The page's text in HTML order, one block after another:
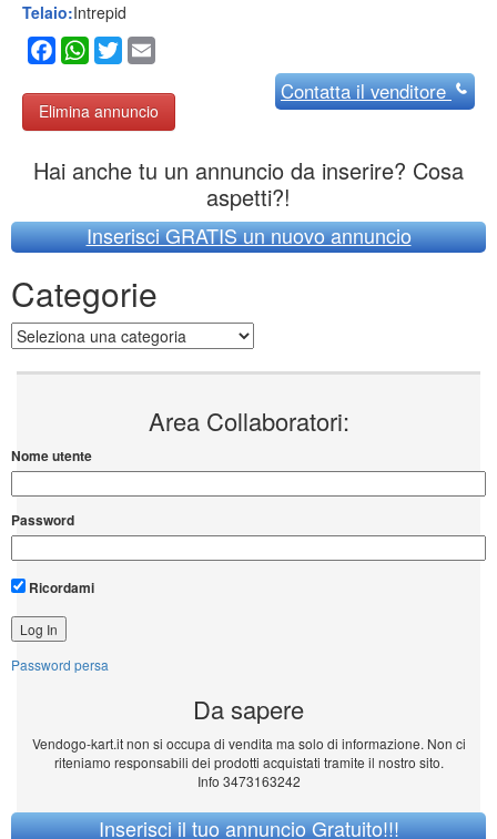
Telaio:Intrepid
Facebook
WhatsApp
Twitter
Elimina annuncio
Contattail venditore
Hai anche tu un annuncio da inserire? Cosa
aspetti?!
Inserisci GRATIS un nuovo annuncio
Categorie
Categorie
Area Collaboratori:
Nome utente
Password
Ricordami
Password persa
Da sapere
Vendogo-kart.it non si occupa di vendita ma solo di informazione. Non ci
riteniamo responsabili dei prodotti acquistati tramite il nostro sito.
Info 3473163242
Inserisci il tuo annuncio Gratuito!!!